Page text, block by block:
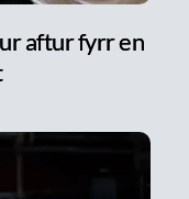
aftur fyrr en